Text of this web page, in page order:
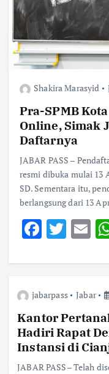
Shakira Marasyid
Pra-SPMB
Online, Simak
Daftarnya
JABAR PASS –
resmi dibuka mulai 13
SD. Sementara itu,
berlangsung dari 13
F
e
b
o
o
k
T
it
te
r
E
ai
l
jabarpass Jabar
Kantor
Hadiri Rapat
Instansi di
JABAR PASS– Telah